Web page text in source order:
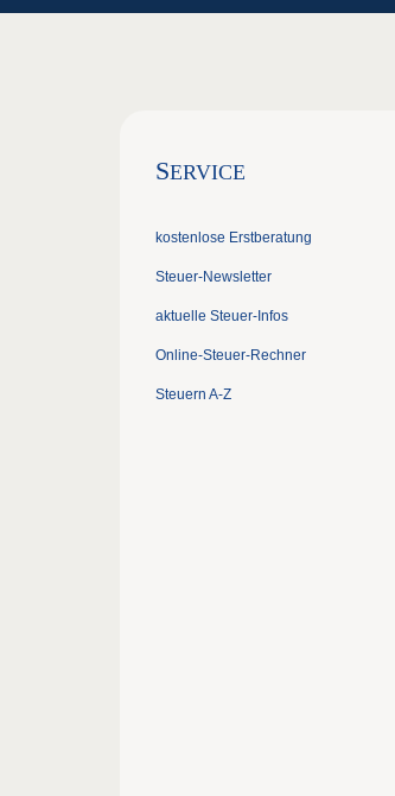
SERVICE
kostenlose Erstberatung
Steuer-Newsletter
aktuelle Steuer-Infos
Online-Steuer-Rechner
Steuern A-Z